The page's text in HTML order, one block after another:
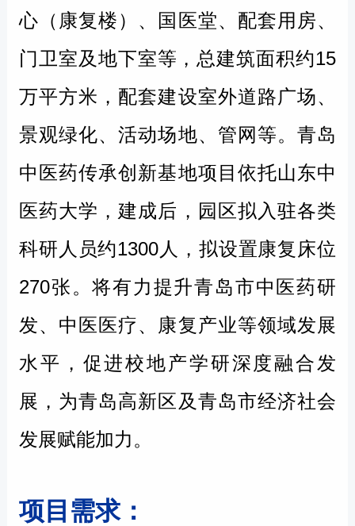
心（康复楼）、国医堂、配套用房、
门卫室及地下室等，总建筑面积约15
万平方米，配套建设室外道路广场、
景观绿化、活动场地、管网等。 青岛
中医药传承创新基地项目依托山东中
医药大学，建成后，园区拟入驻各类
科研人员约1300人，拟设置康复床位
270张。将有力提升青岛市中医药研
发、中医医疗、康复产业等领域发展
水平，促进校地产学研深度融合发
展，为青岛高新区及青岛市经济社会
发展赋能加力。
项目需求：